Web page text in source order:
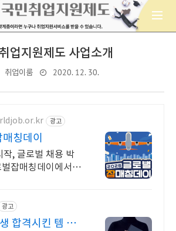
업지원제도 사업소개
취업이룸 2020. 12. 30.
광고
칭데이
작, 글로벌 채용 박
잡매칭데이에서
광고
합격시킨 템 면